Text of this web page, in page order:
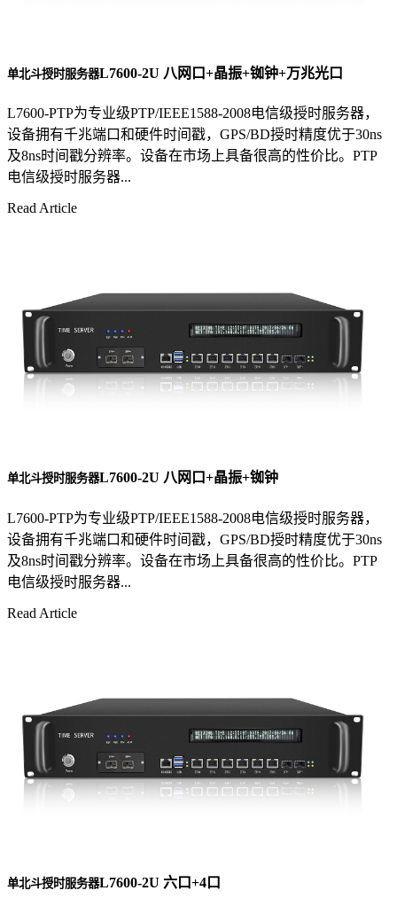
单北斗授时服务器L7600-2U 八网口+晶振+铷钟+万兆光口
L7600-PTP为专业级PTP/IEEE1588-2008电信级授时服务器，
设备拥有千兆端口和硬件时间戳，GPS/BD授时精度优于30ns
及8ns时间戳分辨率。设备在市场上具备很高的性价比。PTP
电信级授时服务器...
Read Article
单北斗授时服务器L7600-2U 八网口+晶振+铷钟
L7600-PTP为专业级PTP/IEEE1588-2008电信级授时服务器，
设备拥有千兆端口和硬件时间戳，GPS/BD授时精度优于30ns
及8ns时间戳分辨率。设备在市场上具备很高的性价比。PTP
电信级授时服务器...
Read Article
单北斗授时服务器L7600-2U 六口+4口